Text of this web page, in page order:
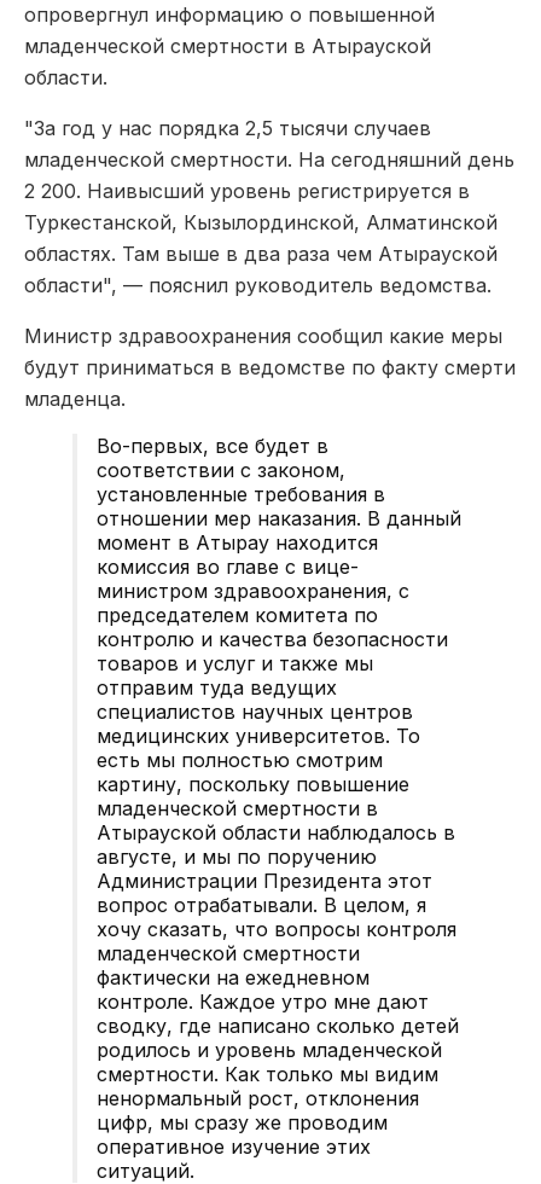
опровергнул информацию о повышенной
младенческой смертности в Атырауской
области.
"За год у нас порядка 2,5 тысячи случаев
младенческой смертности. На сегодняшний день
2 200. Наивысший уровень регистрируется в
Туркестанской, Кызылординской, Алматинской
областях. Там выше в два раза чем Атырауской
области", — пояснил руководитель ведомства.
Министр здравоохранения сообщил какие меры
будут приниматься в ведомстве по факту смерти
младенца.
Во-первых, все будет в
соответствии с законом,
установленные требования в
отношении мер наказания. В данный
момент в Атырау находится
комиссия во главе с вице-
министром здравоохранения, с
председателем комитета по
контролю и качества безопасности
товаров и услуг и также мы
отправим туда ведущих
специалистов научных центров
медицинских университетов. То
есть мы полностью смотрим
картину, поскольку повышение
младенческой смертности в
Атырауской области наблюдалось в
августе, и мы по поручению
Администрации Президента этот
вопрос отрабатывали. В целом, я
хочу сказать, что вопросы контроля
младенческой смертности
фактически на ежедневном
контроле. Каждое утро мне дают
сводку, где написано сколько детей
родилось и уровень младенческой
смертности. Как только мы видим
ненормальный рост, отклонения
цифр, мы сразу же проводим
оперативное изучение этих
ситуаций.